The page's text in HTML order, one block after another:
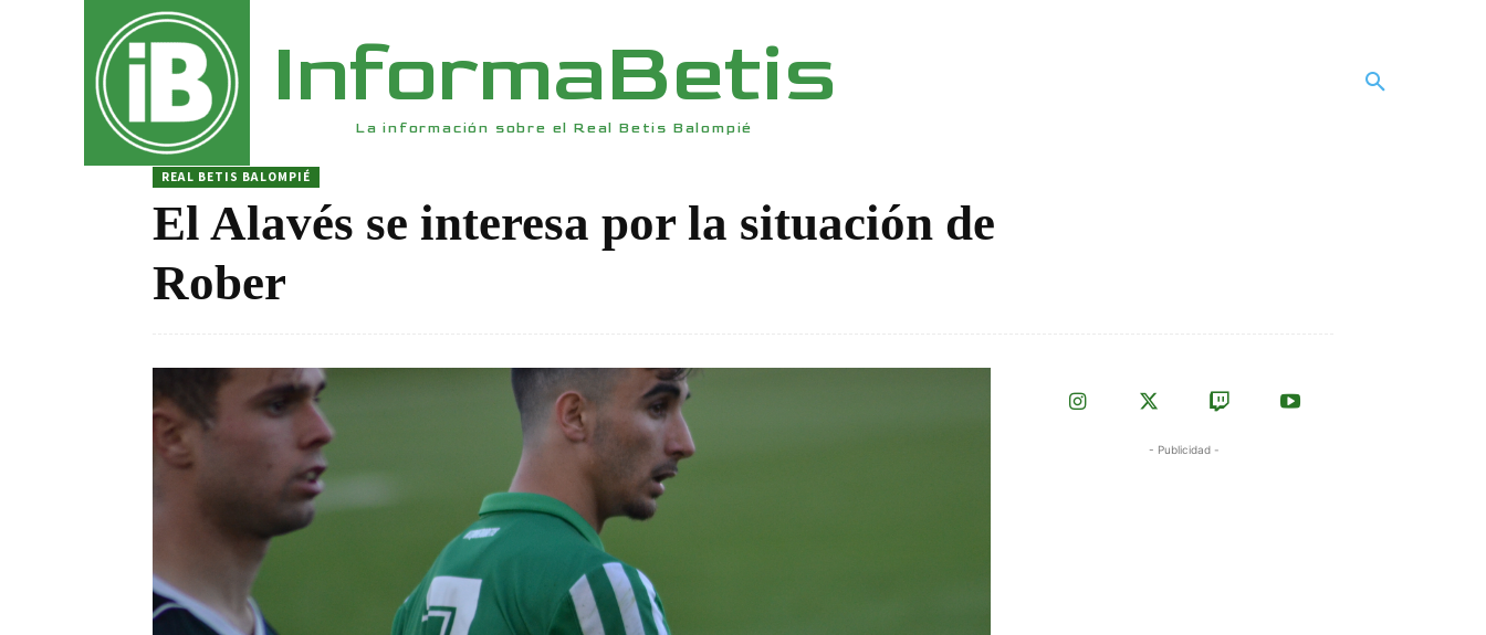
InformaBetis
La información sobre el Real Betis Balompié
REAL BETIS BALOMPIÉ
El Alavés se interesa por la situación de
Rober
- Publicidad -